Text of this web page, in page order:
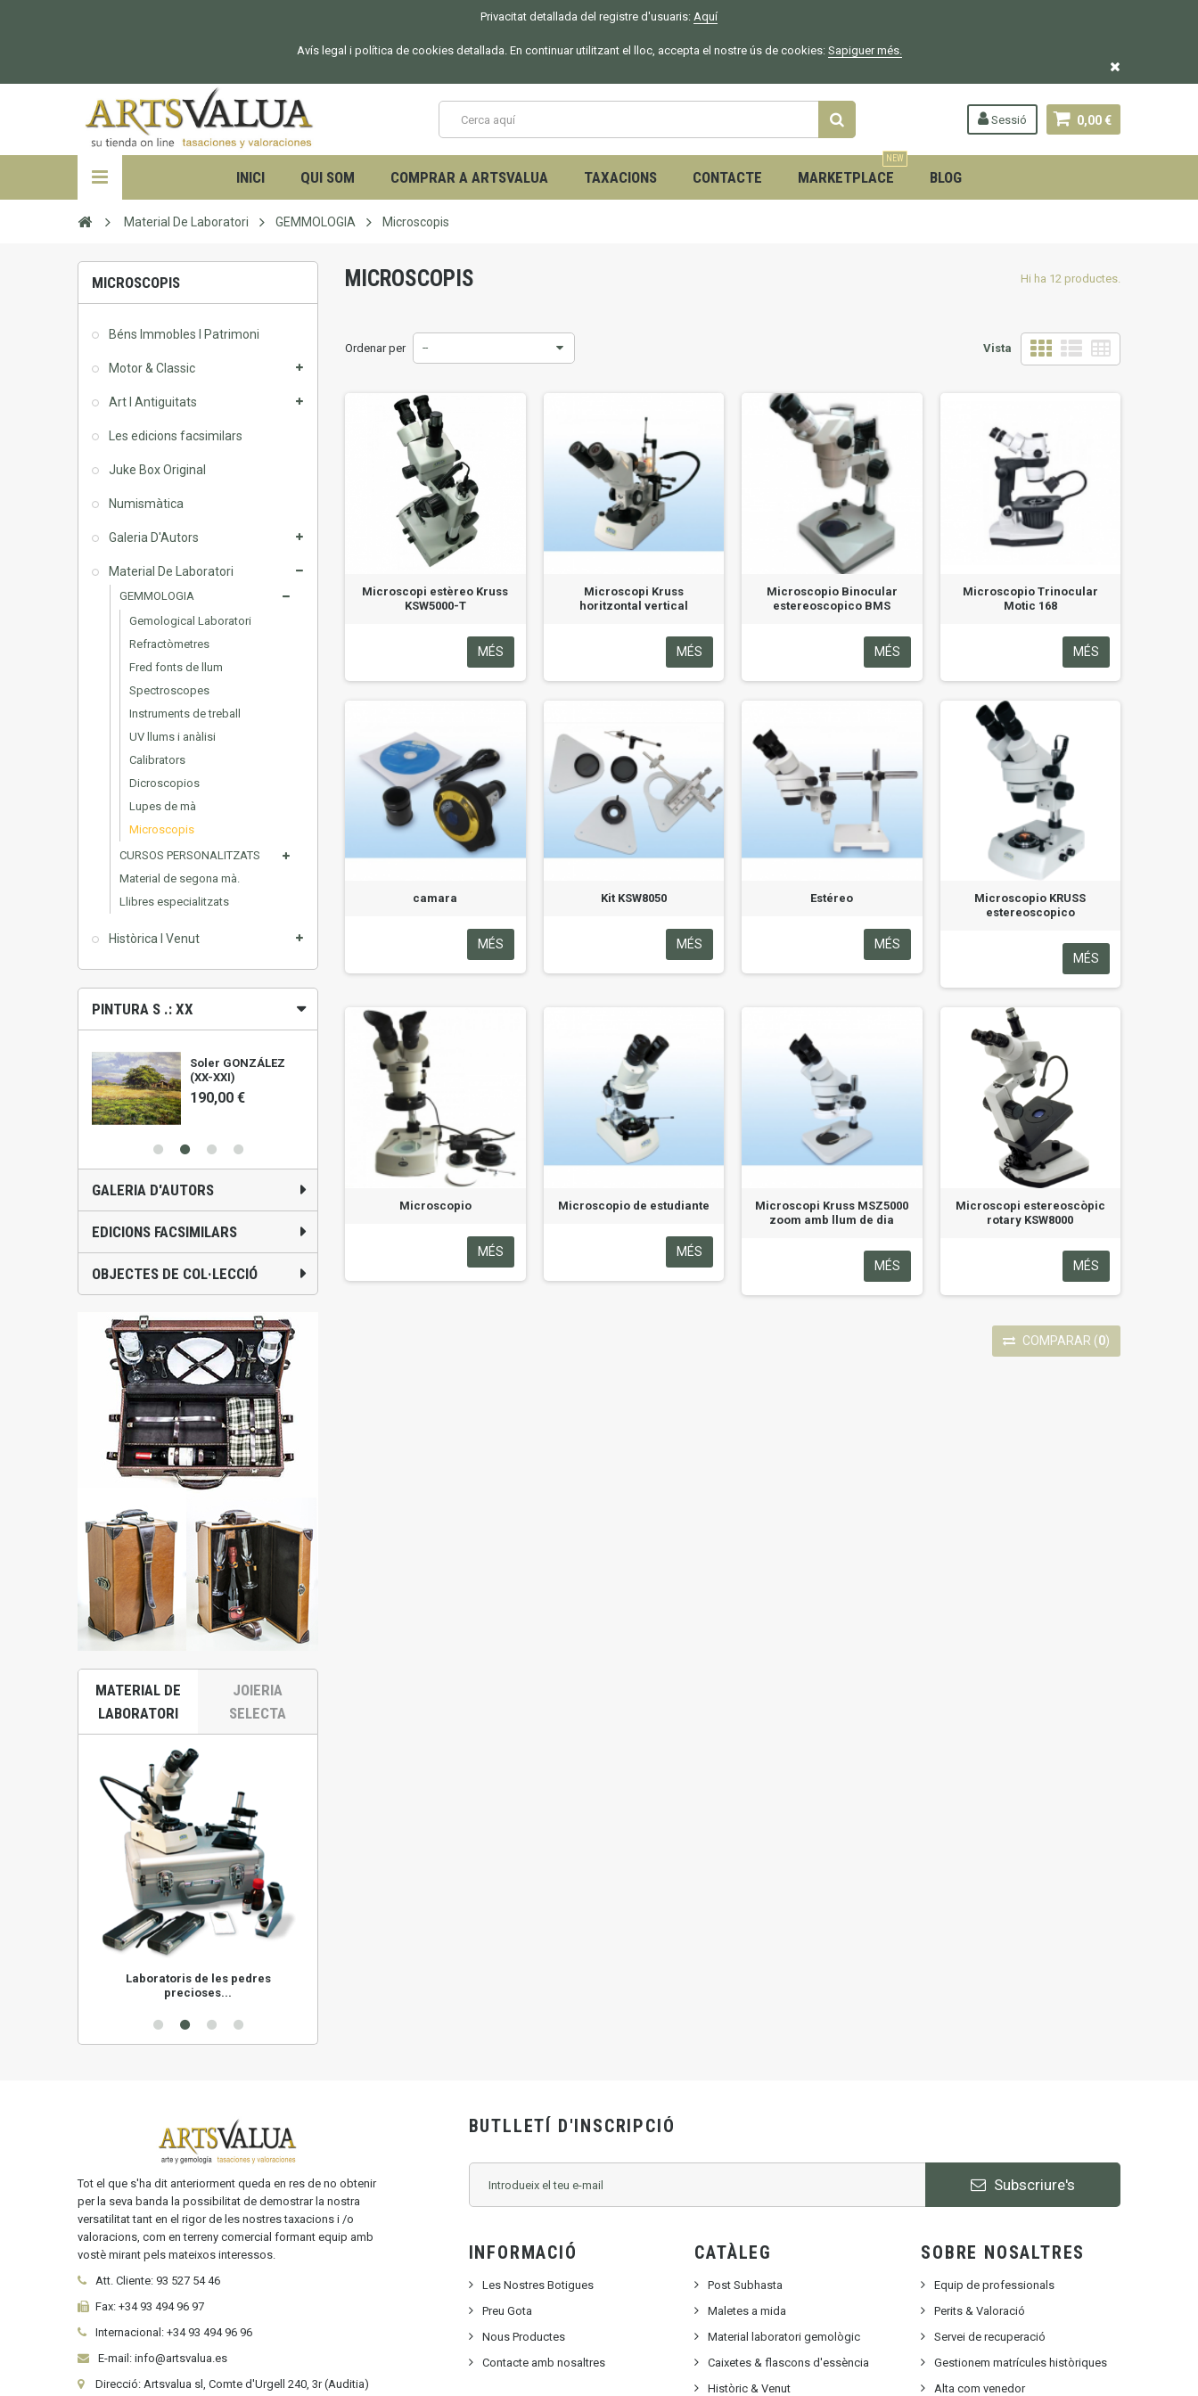
Privacitat detallada del registre d'usuaris: Aquí
Avís legal i política de cookies detallada. En continuar utilitzant el lloc, accepta el nostre ús de cookies: Sapiguer més.
0,00 €
Sessió
INICI QUI SOM COMPRAR A ARTSVALUA TAXACIONS CONTACTE MARKETPLACE
NEW
BLOG
Material De Laboratori GEMMOLOGIA Microscopis
MICROSCOPIS
Béns Immobles I Patrimoni
Motor & Classic
Art I Antiguitats
Les edicions facsimilars
Juke Box Original
Numismàtica
Galeria D'Autors
Material De Laboratori
GEMMOLOGIA
Gemological Laboratori
Refractòmetres
Fred fonts de llum
Spectroscopes
Instruments de treball
UV llums i anàlisi
Calibrators
Dicroscopios
Lupes de mà
Microscopis
CURSOS PERSONALITZATS
Material de segona mà.
Llibres especialitzats
Històrica I Venut
PINTURA S .: XX
Soler GONZÁLEZ
(XX-XXI)
190,00 €
Amado
TORRESHECHANDI
(1950)
299,00 €
Soler GONZÁLEZ
(XX-XXI)
GALERIA D'AUTORS
EDICIONS FACSIMILARS
OBJECTES DE COL·LECCIÓ
MATERIAL DE
LABORATORI
JOIERIA
SELECTA
Laboratoris de les pedres
precioses...
MICROSCOPIS Hi ha 12 productes.
Vista
Ordenar per --
Microscopi estèreo Kruss
KSW5000-T
MÉS
Microscopi Kruss
horitzontal vertical
MÉS
Microscopio Binocular
estereoscopico BMS
MÉS
Microscopio Trinocular
Motic 168
MÉS
camara
MÉS
Kit KSW8050
MÉS
Estéreo
MÉS
Microscopio KRUSS
estereoscopico
MÉS
Microscopio
MÉS
Microscopio de estudiante
MÉS
Microscopi Kruss MSZ5000
zoom amb llum de dia
MÉS
Microscopi estereoscòpic
rotary KSW8000
MÉS
COMPARAR (0)
Tot el que s'ha dit anteriorment queda en res de no obtenir
per la seva banda la possibilitat de demostrar la nostra
versatilitat tant en el rigor de les nostres taxacions i /o
valoracions, com en terreny comercial formant equip amb
vostè mirant pels mateixos interessos.
Att. Cliente: 93 527 54 46
Fax: +34 93 494 96 97
Internacional: +34 93 494 96 96
E-mail: info@artsvalua.es
Direcció: Artsvalua sl, Comte d'Urgell 240, 3r (Auditia)
BUTLLETÍ D'INSCRIPCIÓ
Subscriure's
INFORMACIÓ
Les Nostres Botigues
Preu Gota
Nous Productes
Contacte amb nosaltres
CATÀLEG
Post Subhasta
Maletes a mida
Material laboratori gemològic
Caixetes & flascons d'essència
Històric & Venut
SOBRE NOSALTRES
Equip de professionals
Perits & Valoració
Servei de recuperació
Gestionem matrícules històriques
Alta com venedor